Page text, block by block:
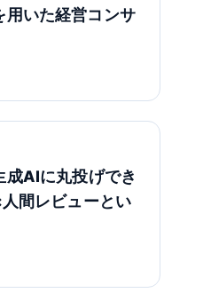
用いた経営コンサ
成AIに丸投げでき
間レビューとい